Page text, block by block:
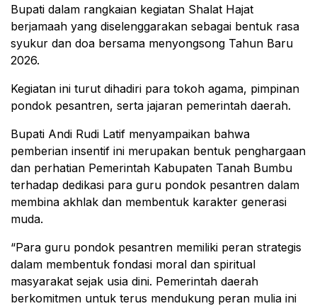
Bupati dalam rangkaian kegiatan Shalat Hajat
berjamaah yang diselenggarakan sebagai bentuk rasa
syukur dan doa bersama menyongsong Tahun Baru
2026.
Kegiatan ini turut dihadiri para tokoh agama, pimpinan
pondok pesantren, serta jajaran pemerintah daerah.
Bupati Andi Rudi Latif menyampaikan bahwa
pemberian insentif ini merupakan bentuk penghargaan
dan perhatian Pemerintah Kabupaten Tanah Bumbu
terhadap dedikasi para guru pondok pesantren dalam
membina akhlak dan membentuk karakter generasi
muda.
“Para guru pondok pesantren memiliki peran strategis
dalam membentuk fondasi moral dan spiritual
masyarakat sejak usia dini. Pemerintah daerah
berkomitmen untuk terus mendukung peran mulia ini